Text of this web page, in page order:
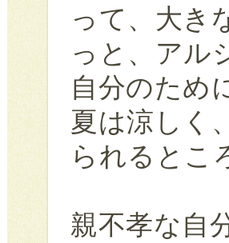
って、大き
っと、アル
自分のため
夏は涼しく
られるとこ
親不孝な自